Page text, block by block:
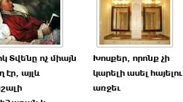
Տվենը ոչ միայն
էր, այլև
Խոսքեր, որոնք չի
կարելի ասել հայելու
առջեւ